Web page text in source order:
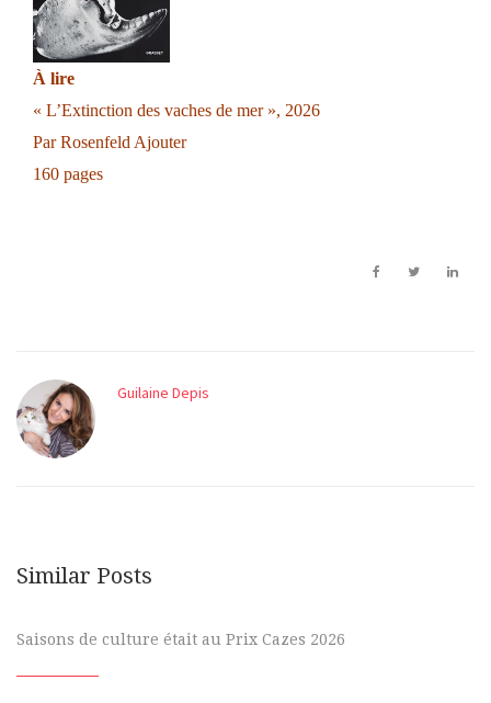
À lire
« L’Extinction des vaches de mer », 2026
Par Rosenfeld Ajouter
160 pages
Guilaine Depis
Similar Posts
Saisons de culture était au Prix Cazes 2026